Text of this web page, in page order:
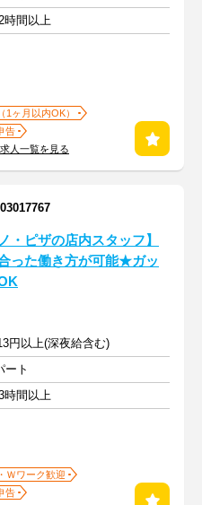
時間以上
1ヶ月以内OK）
告
人一覧を見る
・ピザの店内スタッフ】
った働き方が可能★ガッ
円以上(深夜給含む)
ート
時間以上
Ｗワーク歓迎
告